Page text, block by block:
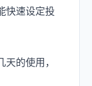
快速设定投
的使用，